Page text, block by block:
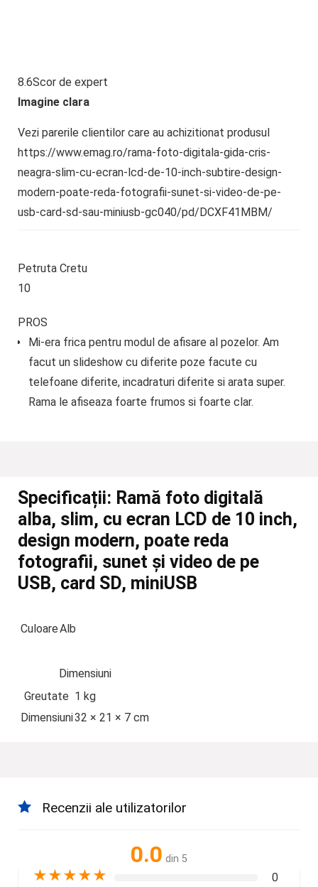
8.6Scor de expert
Imagine clara
Vezi parerile clientilor care au achizitionat produsul
https://www.emag.ro/rama-foto-digitala-gida-cris-
neagra-slim-cu-ecran-lcd-de-10-inch-subtire-design-
modern-poate-reda-fotografii-sunet-si-video-de-pe-
usb-card-sd-sau-miniusb-gc040/pd/DCXF41MBM/
Petruta Cretu
10
PROS
Mi-era frica pentru modul de afisare al pozelor. Am
facut un slideshow cu diferite poze facute cu
telefoane diferite, incadraturi diferite si arata super.
Rama le afiseaza foarte frumos si foarte clar.
Specificații: Ramă foto digitală
alba, slim, cu ecran LCD de 10 inch,
design modern, poate reda
fotografii, sunet și video de pe
USB, card SD, miniUSB
CuloareAlb
Dimensiuni
Greutate 1 kg
Dimensiuni32 × 21 × 7 cm
Recenzii ale utilizatorilor
0.0 din 5
★★★★★ 0